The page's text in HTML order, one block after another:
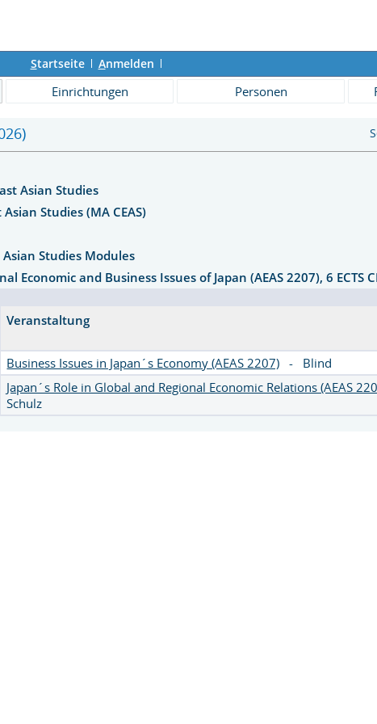
Startseite Anmelden
Einrichtungen Personen
Asian Studies
Studies (MA CEAS)
Asian Studies Modules
Economic and Business Issues of Japan (AEAS 2207), 6 ECTS
Veranstaltung
Business Issues in Japan´s Economy (AEAS 2207) - Blind
Japan´s Role in Global and Regional Economic Relations (AEAS
Schulz